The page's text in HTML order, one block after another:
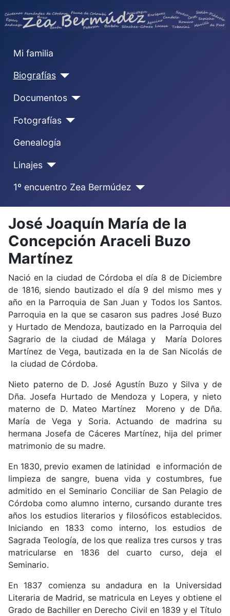
Mi familia
Biografías
Documentos
Fotografías
Genealogía
Linajes
1º encuentro Zea Bermúdez
José Joaquín María de la
Concepción Araceli Buzo
Martínez
Nació en la ciudad de Córdoba el día 8 de Diciembre
de 1816, siendo bautizado el día 9 del mismo mes y
año en la Parroquia de San Juan y Todos los Santos.
Parroquia en la que se casaron sus padres José Buzo
y Hurtado de Mendoza, bautizado en la Parroquia del
Sagrario de la ciudad de Málaga y María Dolores
Martínez de Vega, bautizada en la de San Nicolás de
la ciudad de Córdoba.
Nieto paterno de D. José Agustín Buzo y Silva y de
Dña. Josefa Hurtado de Mendoza y Lopera, y nieto
materno de D. Mateo Martínez Moreno y de Dña.
María de Vega y Soria. Actuando de madrina su
hermana Josefa de Cáceres Martínez, hija del primer
matrimonio de su madre.
En 1830, previo examen de latinidad e información de
limpieza de sangre, buena vida y costumbres, fue
admitido en el Seminario Conciliar de San Pelagio de
Córdoba como alumno interno, cursando durante tres
años los estudios literarios y filosóficos establecidos.
Iniciando en 1833 como interno, los estudios de
Sagrada Teología, de los que realiza tres cursos y tras
matricularse en 1836 del cuarto curso, deja el
Seminario.
En 1837 comienza su andadura en la Universidad
Literaria de Madrid, se matricula en Leyes y obtiene el
Grado de Bachiller en Derecho Civil en 1839 y el Título